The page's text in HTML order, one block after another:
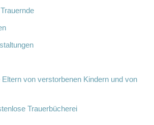
von verstorbenen Kindern und von
Trauerbücherei